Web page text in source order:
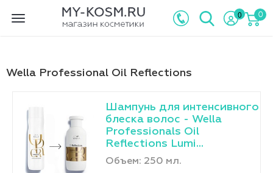
Toggle
0 0
Wella Professional Oil Reflections
Шампунь для интенсивного
блеска волос - Wella
Professionals Oil
Reflections Lumi...
Объем: 250 мл.